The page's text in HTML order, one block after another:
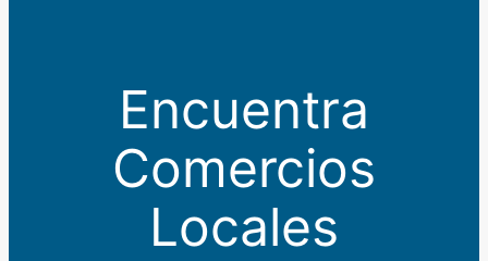
Encuentra
Comercios
Locales